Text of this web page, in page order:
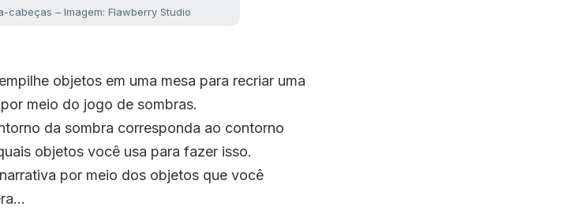
– Imagem: Flawberry Studio
objetos em uma mesa para recriar uma
meio do jogo de sombras.
da sombra corresponda ao contorno
objetos você usa para fazer isso.
por meio dos objetos que você